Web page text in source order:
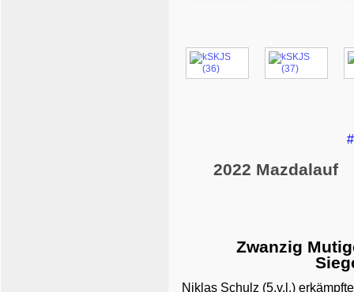
2022 Mazdalauf
Zwanzig
Niklas Schulz (5.v.l.)